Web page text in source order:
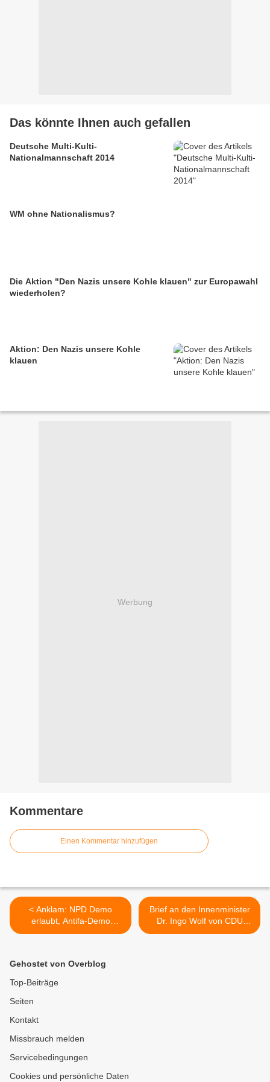
Das könnte Ihnen auch gefallen
Deutsche Multi-Kulti-
Nationalmannschaft 2014
WM ohne Nationalismus?
Die Aktion "Den Nazis unsere Kohle klauen" zur Europawahl
wiederholen?
Aktion: Den Nazis unsere Kohle
klauen
Werbung
Kommentare
Einen Kommentar hinzufügen
< Anklam: NPD Demo
erlaubt, Antifa-Demo
verboten
Brief an den Innenminister
Dr. Ingo Wolf von CDU
Thomas Mahlberg MdB >
Gehostet von Overblog
Top-Beiträge
Seiten
Kontakt
Missbrauch melden
Servicebedingungen
Cookies und persönliche Daten